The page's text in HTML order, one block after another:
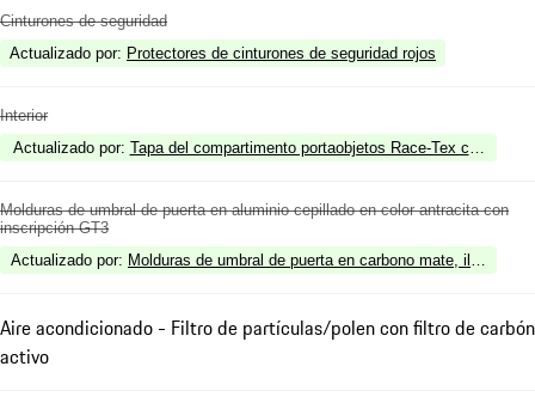
Cinturones de seguridad
Actualizado por: Protectores de cinturones de seguridad rojos
Interior
Actualizado por: Tapa del compartimento portaobjetos Race-Tex con
Molduras de umbral de puerta en aluminio cepillado en color antracita con
inscripción GT3
Actualizado por: Molduras de umbral de puerta en carbono mate,
Aire acondicionado - Filtro de partículas/polen con filtro de carbón
activo